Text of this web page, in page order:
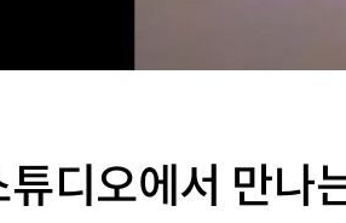
디오에서 만나